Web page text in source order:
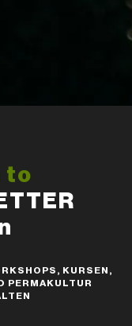
to
KURSEN,
PERMAKULTUR